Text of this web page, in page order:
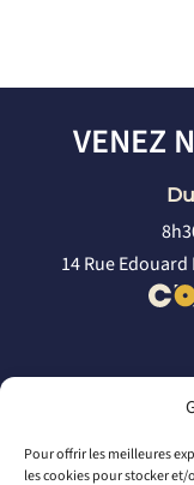
Pour offrir les meilleures
les cookies pour stocker
VENEZ
14 Rue